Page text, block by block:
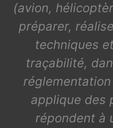
(avion,
préparer,
techniques
traçabilité,
applique des
répondent à